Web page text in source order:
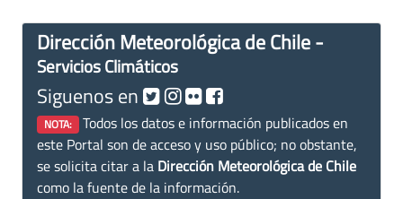
Dirección Meteorológica de Chile -
Servicios Climáticos
Siguenos en
NOTA: Todos los datos e información publicados en
este Portal son de acceso y uso público; no obstante,
se solicita citar a la Dirección Meteorológica de Chile
como la fuente de la información.